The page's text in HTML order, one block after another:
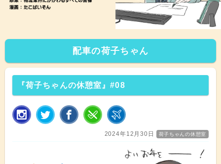
配車の荷子ちゃん
『荷子ちゃんの休憩室』#08
2024年12月30日 荷子ちゃんの休憩室